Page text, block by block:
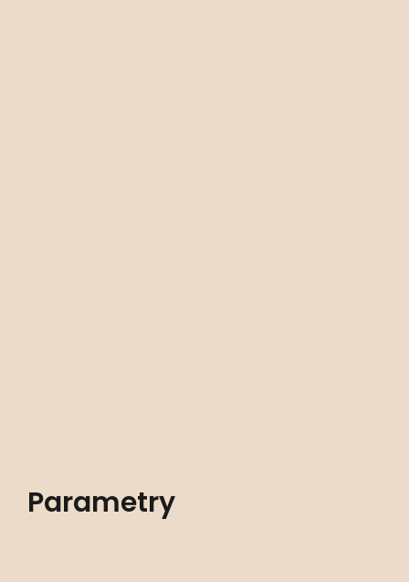
Parametry